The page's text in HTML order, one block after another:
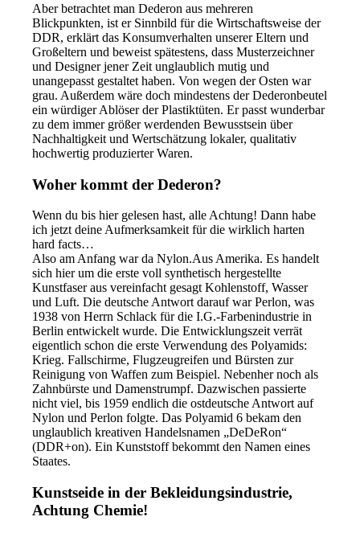
Aber betrachtet man Dederon aus mehreren
Blickpunkten, ist er Sinnbild für die Wirtschaftsweise der
DDR, erklärt das Konsumverhalten unserer Eltern und
Großeltern und beweist spätestens, dass Musterzeichner
und Designer jener Zeit unglaublich mutig und
unangepasst gestaltet haben. Von wegen der Osten war
grau. Außerdem wäre doch mindestens der Dederonbeutel
ein würdiger Ablöser der Plastiktüten. Er passt wunderbar
zu dem immer größer werdenden Bewusstsein über
Nachhaltigkeit und Wertschätzung lokaler, qualitativ
hochwertig produzierter Waren.
Woher kommt der Dederon?
Wenn du bis hier gelesen hast, alle Achtung! Dann habe
ich jetzt deine Aufmerksamkeit für die wirklich harten
hard facts…
Also am Anfang war da Nylon.Aus Amerika. Es handelt
sich hier um die erste voll synthetisch hergestellte
Kunstfaser aus vereinfacht gesagt Kohlenstoff, Wasser
und Luft. Die deutsche Antwort darauf war Perlon, was
1938 von Herrn Schlack für die I.G.-Farbenindustrie in
Berlin entwickelt wurde. Die Entwicklungszeit verrät
eigentlich schon die erste Verwendung des Polyamids:
Krieg. Fallschirme, Flugzeugreifen und Bürsten zur
Reinigung von Waffen zum Beispiel. Nebenher noch als
Zahnbürste und Damenstrumpf. Dazwischen passierte
nicht viel, bis 1959 endlich die ostdeutsche Antwort auf
Nylon und Perlon folgte. Das Polyamid 6 bekam den
unglaublich kreativen Handelsnamen „DeDeRon“
(DDR+on). Ein Kunststoff bekommt den Namen eines
Staates.
Kunstseide in der Bekleidungsindustrie,
Achtung Chemie!